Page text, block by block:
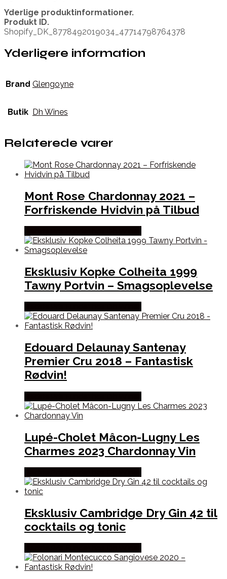
Yderlige produktinformationer.
Produkt ID.
Shopify_DK_8778492019034_47714798764378
Yderligere information
Brand Glengoyne
Butik Dh Wines
Relaterede varer
Mont Rose Chardonnay 2021 –
Forfriskende Hvidvin på Tilbud
Eksklusiv Kopke Colheita 1999
Tawny Portvin – Smagsoplevelse
Edouard Delaunay Santenay
Premier Cru 2018 – Fantastisk
Rødvin!
Lupé-Cholet Mâcon-Lugny Les
Charmes 2023 Chardonnay Vin
Eksklusiv Cambridge Dry Gin 42 til
cocktails og tonic